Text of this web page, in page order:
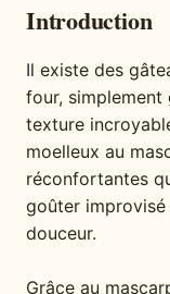
Introduction
Il existe des
four,
texture
moelleux au
réconfortantes
goûter
douceur.
Grâce au